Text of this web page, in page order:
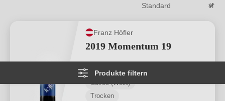
Produkte filtern
Franz Höfler
2019 Momentum 19
Steiermark
Cuvée (Weiß)
Trocken